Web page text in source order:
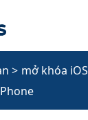
> mở khóa iOS